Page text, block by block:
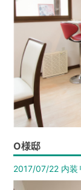
物
件
の
こ
と
は
【イ
エ
ス
テ
ー
O様邸
2017/07/22 内装